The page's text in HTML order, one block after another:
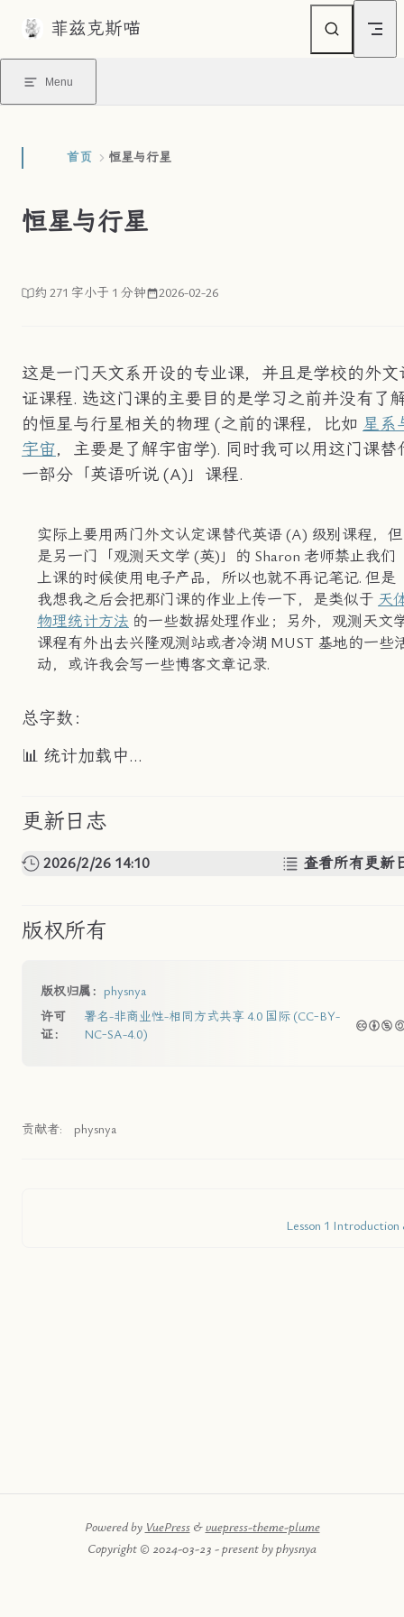
Skip to content
菲兹克斯喵
Menu
首页 恒星与行星
恒星与行星
约 271 字小于 1 分钟 2026-02-26
这是一门天文系开设的专业课，并且是学校的外文
证课程. 选这门课的主要目的是学习之前并没有了
的恒星与行星相关的物理 (之前的课程，比如 星系
宇宙，主要是了解宇宙学). 同时我可以用这门课替
一部分「英语听说 (A)」课程.
实际上要用两门外文认定课替代英语 (A) 级别课程，但
是另一门「观测天文学 (英)」的 Sharon 老师禁止我们
上课的时候使用电子产品，所以也就不再记笔记. 但是
我想我之后会把那门课的作业上传一下，是类似于 天
物理统计方法 的一些数据处理作业；另外，观测天文
课程有外出去兴隆观测站或者冷湖 MUST 基地的一些
动，或许我会写一些博客文章记录.
总字数：
📊 统计加载中...
更新日志
2026/2/26 14:10 查看所有更新
版权所有
版权归属： physnya
许可
证：
署名-非商业性-相同方式共享 4.0 国际 (CC-BY-
NC-SA-4.0)
贡献者: physnya
Lesson 1
Powered by VuePress&vuepress-theme-plume
Copyright © 2024-03-23 - present by physnya